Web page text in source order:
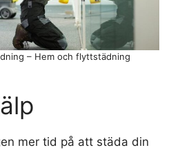
mer tid på att städa din
– Hem och flyttstädning